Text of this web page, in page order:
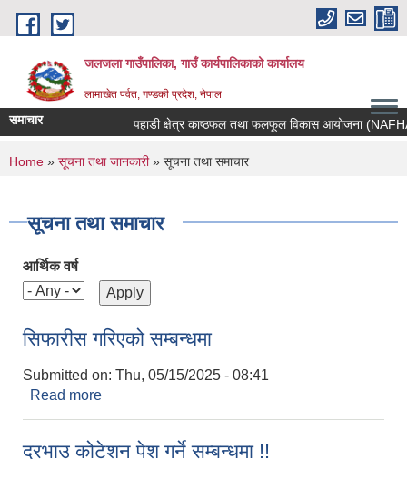
Skip to main content
जलजला गाउँपालिका, गाउँ कार्यपालिकाको कार्यालय
लामाखेत पर्वत, गण्डकी प्रदेश, नेपाल
समाचार पहाडी क्षेत्र काष्ठफल तथा फलफूल विकास आयोजना
You are here
Home » सूचना तथा जानकारी» सूचना तथा समाचार
सूचना तथा समाचार
आर्थिक वर्ष
सिफारीस गरिएको सम्बन्धमा
Submitted on: Thu, 05/15/2025 - 08:41
Read more
दरभाउ कोटेशन पेश गर्ने सम्बन्धमा !!